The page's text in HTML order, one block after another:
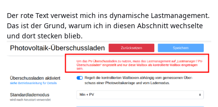
Der rote Text verweist mich ins dynamische Lastmanagement.
Das ist der Grund, warum ich in diesen Abschnitt wechselte
und dort stecken blieb.